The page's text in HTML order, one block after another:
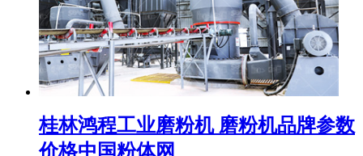
桂林鸿程工业磨粉机 磨粉机品牌参数
价格中国粉体网